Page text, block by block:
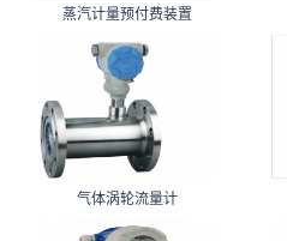
蒸汽计量预付费装置
气体涡轮流量计